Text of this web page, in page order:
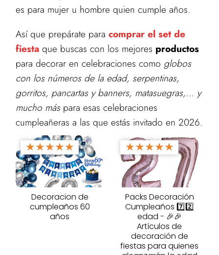
es para mujer u hombre quien cumple años.
Así que prepárate para comprar el set de
fiesta que buscas con los mejores productos
para decorar en celebraciones como globos
con los números de la edad, serpentinas,
gorritos, pancartas y banners, matasuegras,… y
mucho máspara esas celebraciones
cumpleañeras a las que estás invitado en 2026.
★★★★★
Decoracion de
cumpleaños 60
años
★★★★★
Packs Decoración
Cumpleaños 7️⃣2️⃣
edad - 🎉🎉
Artículos de
decoración de
fiestas para quienes